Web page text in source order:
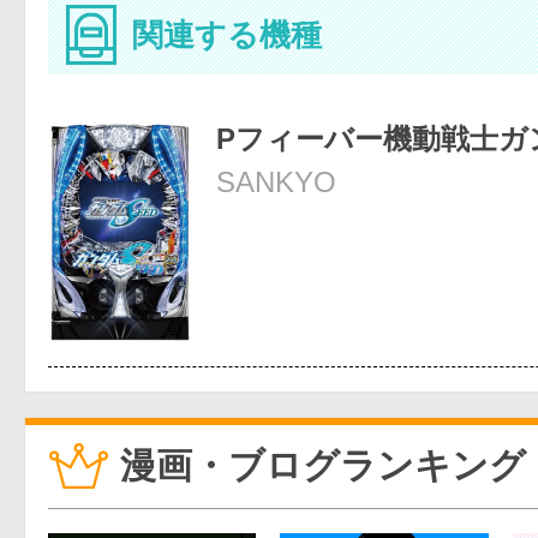
関連する機種
Pフィーバー機動戦士
SANKYO
漫画・ブログランキング